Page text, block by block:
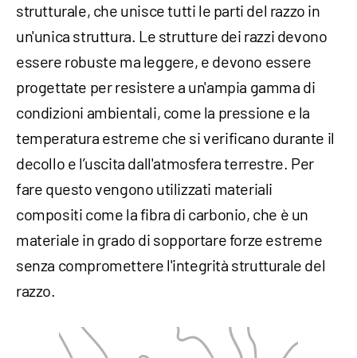
strutturale, che unisce tutti le parti del razzo in
un'unica struttura. Le strutture dei razzi devono
essere robuste ma leggere, e devono essere
progettate per resistere a un'ampia gamma di
condizioni ambientali, come la pressione e la
temperatura estreme che si verificano durante il
decollo e l’uscita dall'atmosfera terrestre. Per
fare questo vengono utilizzati materiali
compositi come la fibra di carbonio, che è un
materiale in grado di sopportare forze estreme
senza compromettere l'integrità strutturale del
razzo.